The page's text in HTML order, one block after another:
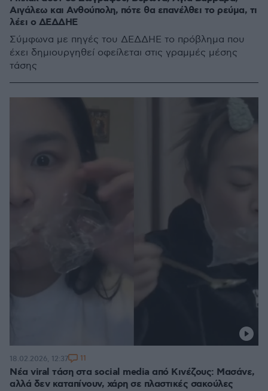
Αιγάλεω και Ανθούπολη, πότε θα επανέλθει το ρεύμα, τι
λέει ο ΔΕΔΔΗΕ
Σύμφωνα με πηγές του ΔΕΔΔΗΕ το πρόβλημα που
έχει δημιουργηθεί οφείλεται στις γραμμές μέσης
τάσης
Νέα viral τάση στα social media από Κινέζους: Μασάνε,
αλλά δεν καταπίνουν, χάρη σε πλαστικές σακούλες
18.02.2026, 12:37 11